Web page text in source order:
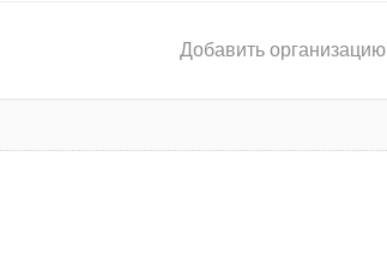
Добавить организацию